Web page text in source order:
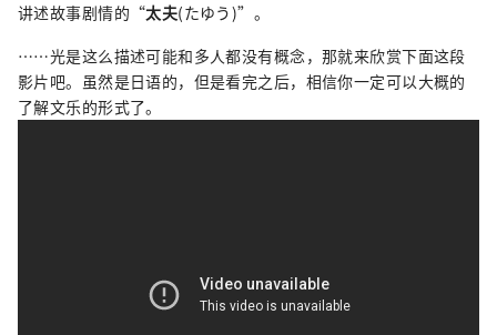
讲述故事剧情的“太夫(たゆう)”。
……光是这么描述可能和多人都没有概念，那就来欣赏下面这段
影片吧。虽然是日语的，但是看完之后，相信你一定可以大概的
了解文乐的形式了。